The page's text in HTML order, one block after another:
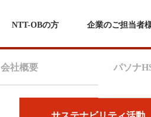
NTT-OBの方 企業のご担当者
会社概要 パソナ